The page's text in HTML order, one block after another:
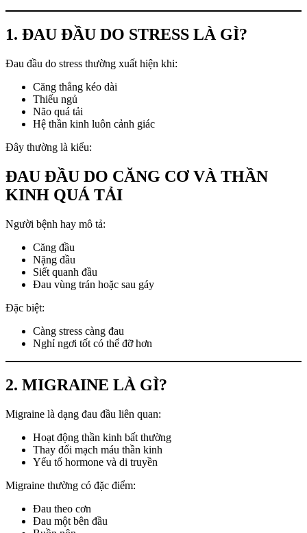
1. ĐAU ĐẦU DO STRESS LÀ GÌ?
Đau đầu do stress thường xuất hiện khi:
Căng thẳng kéo dài
Thiếu ngủ
Não quá tải
Hệ thần kinh luôn cảnh giác
Đây thường là kiểu:
ĐAU ĐẦU DO CĂNG CƠ VÀ THẦN
KINH QUÁ TẢI
Người bệnh hay mô tả:
Căng đầu
Nặng đầu
Siết quanh đầu
Đau vùng trán hoặc sau gáy
Đặc biệt:
Càng stress càng đau
Nghỉ ngơi tốt có thể đỡ hơn
2. MIGRAINE LÀ GÌ?
Migraine là dạng đau đầu liên quan:
Hoạt động thần kinh bất thường
Thay đổi mạch máu thần kinh
Yếu tố hormone và di truyền
Migraine thường có đặc điểm:
Đau theo cơn
Đau một bên đầu